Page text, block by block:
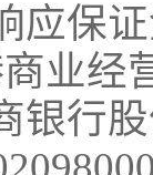
应保
业经
银行